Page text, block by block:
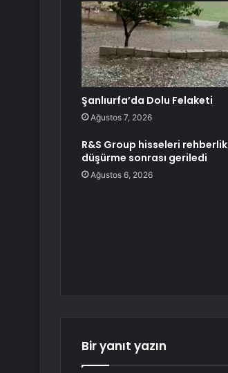
Şanlıurfa’da Dolu Felaketi
Ağustos 7, 2026
R&S Group hisseleri rehberlik
düşürme sonrası geriledi
Ağustos 6, 2026
Bir yanıt yazın